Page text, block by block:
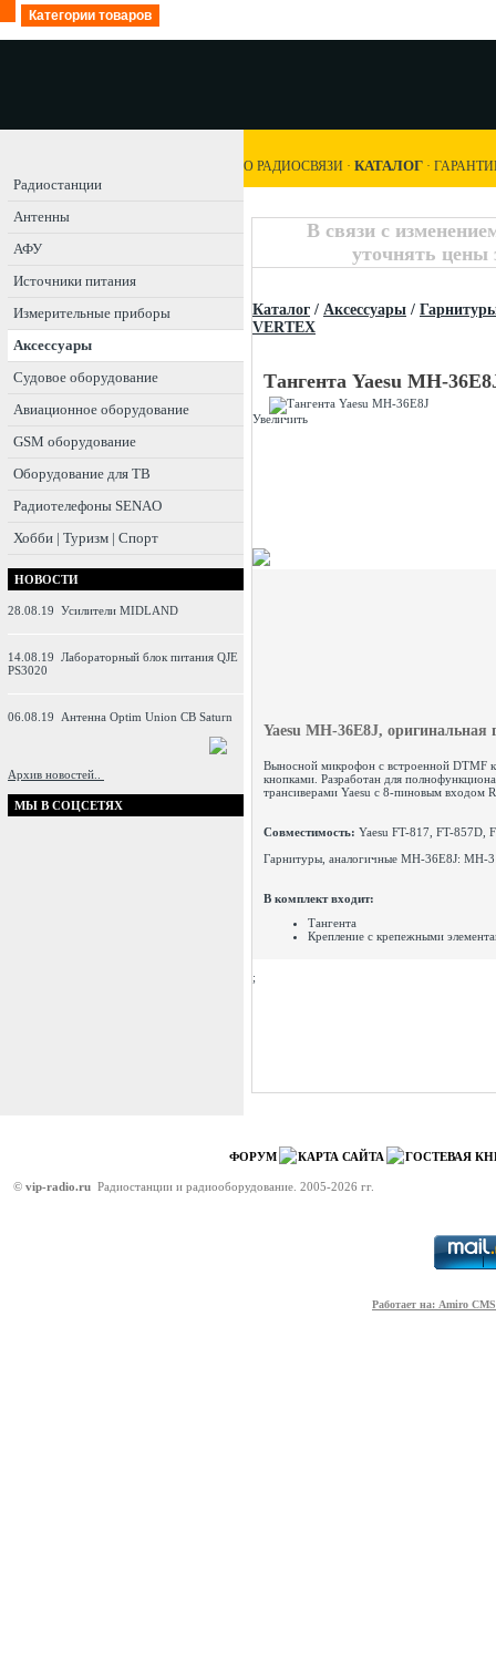
Категории товаров
Радиостанции
Антенны
АФУ
Источники питания
Измерительные приборы
Аксессуары
Судовое оборудование
Авиационное оборудование
GSM оборудование
Оборудование для ТВ
Радиотелефоны SENAO
Хобби | Туризм | Спорт
НОВОСТИ
28.08.19 Усилители MIDLAND
14.08.19 Лабораторный блок питания QJE
PS3020
06.08.19 Антенна Optim Union CB Saturn
Архив новостей..
МЫ В СОЦСЕТЯХ
О РАДИОСВЯЗИ · КАТАЛОГ ·
В связи с
уточнять цены
Каталог / Аксессуары /
VERTEX
Тангента Yaesu MH-
Увеличить
Yaesu MH-36E8J, оригинальная
Выносной микрофон с встроенной DTMF
кнопками. Разработан для
трансиверами Yaesu с 8-пиновым входом
Совместимость: Yaesu FT-817, FT-857D
Гарнитуры, аналогичные MH-36E8J:
В комплект входит:
Тангента
Крепление с крепежными
;
ФОРУМ КАРТА САЙТА ГОСТЕВАЯ
© vip-radio.ru Радиостанции и радиооборудование. 2005-2026 гг.
Работает на: Amiro CMS